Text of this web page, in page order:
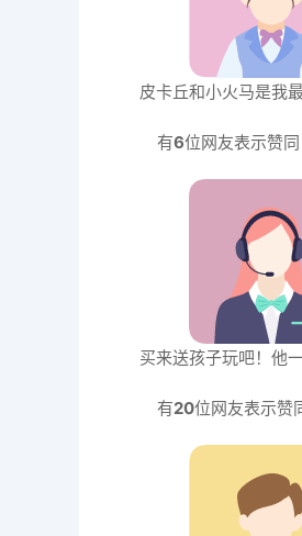
皮卡丘和小火马是我
有6位网友表示赞同
买来送孩子玩吧！他
有20位网友表示赞